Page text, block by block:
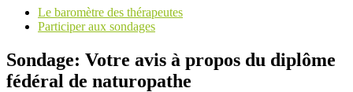
Le baromètre des thérapeutes
Participer aux sondages
Sondage: Votre avis à propos du diplôme
fédéral de naturopathe